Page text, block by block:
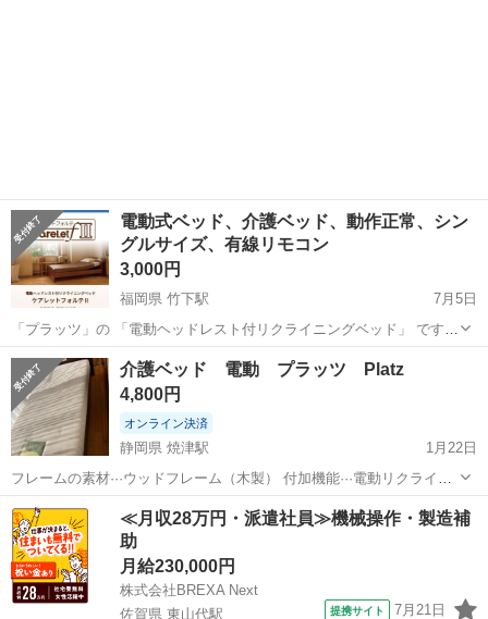
電動式ベッド、介護ベッド、動作正常、シン
グルサイズ、有線リモコン
3,000円
福岡県 竹下駅
7月5日
「プラッツ」の 「電動ヘッドレスト付リクライニングベッド」 です。
シリーズは 「ケアレットフォルテ2」です ーーーーーーー 商品紹介リ
ンク https://www.platz-ltd.co.jp/product/car...
福岡 福岡市 竹下駅 ベッド 介護ベッド
介護ベッド 電動 プラッツ Platz
4,800円
オンライン決済
静岡県 焼津駅
1月22日
フレームの素材···ウッドフレーム（木製） 付加機能···電動リクライニ
ング ベッドの高さ···20cm～30cm ⭐︎サイズ（素人採寸） 【ベッド】 全
長 208cm 横幅 109cm 高さ ...
静岡 静岡市 焼津駅 ベッド Platz
≪月収28万円・派遣社員≫機械操作・製造補
助
月給230,000円
株式会社BREXA Next
佐賀県 東山代駅
提携サイト 7月21日